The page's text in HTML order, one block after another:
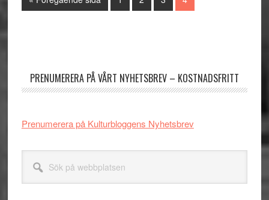
to
PRENUMERERA PÅ VÅRT NYHETSBREV – KOSTNADSFRITT
Prenumerera på Kulturbloggens Nyhetsbrev
webbplatsen